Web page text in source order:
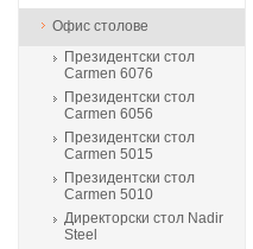
Офис столове
Президентски стол
Carmen 6076
Президентски стол
Carmen 6056
Президентски стол
Carmen 5015
Президентски стол
Carmen 5010
Директорски стол Nadir
Steel